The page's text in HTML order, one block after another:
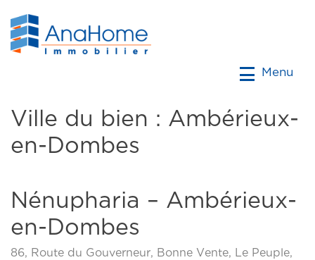
Menu
Ville du bien : Ambérieux-
en-Dombes
Nénupharia – Ambérieux-
en-Dombes
86, Route du Gouverneur, Bonne Vente, Le Peuple,